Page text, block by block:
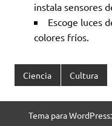
instala sensores
Escoge luces
colores fríos.
Ciencia Cultura
Tema para